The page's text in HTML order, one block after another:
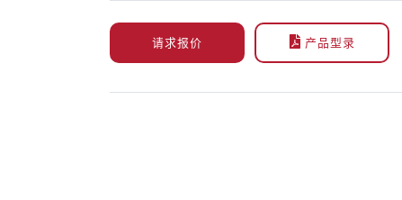
请求报价 产品型录